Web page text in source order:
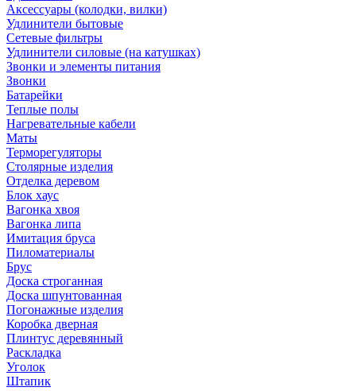
Аксессуары (колодки, вилки)
Удлинители бытовые
Сетевые фильтры
Удлинители силовые (на катушках)
Звонки и элементы питания
Звонки
Батарейки
Теплые полы
Нагревательные кабели
Маты
Терморегуляторы
Столярные изделия
Отделка деревом
Блок хаус
Вагонка хвоя
Вагонка липа
Имитация бруса
Пиломатериалы
Брус
Доска строганная
Доска шпунтованная
Погонажные изделия
Коробка дверная
Плинтус деревянный
Раскладка
Уголок
Штапик